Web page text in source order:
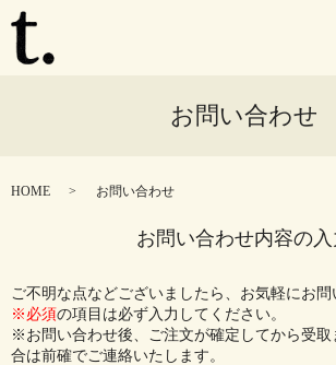
お問い合わせ
HOME お問い合わせ
お問い合わせ内容の入
ご不明な点などございましたら、お気軽にお問
※必須の項目は必ず入力してください。
※お問い合わせ後、ご注文が確定してから受取
合は前確でご連絡いたします。